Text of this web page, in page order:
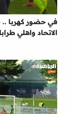
في حضور كهربا ..
الاتحاد واهلي